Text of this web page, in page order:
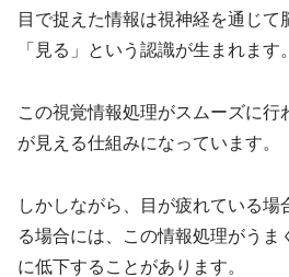
目で捉えた情報は視神経を通じて
「見る」という認識が生まれます。
この視覚情報処理がスムーズに行
が見える仕組みになっています。
しかしながら、目が疲れている場
る場合には、この情報処理がうま
に低下することがあります。